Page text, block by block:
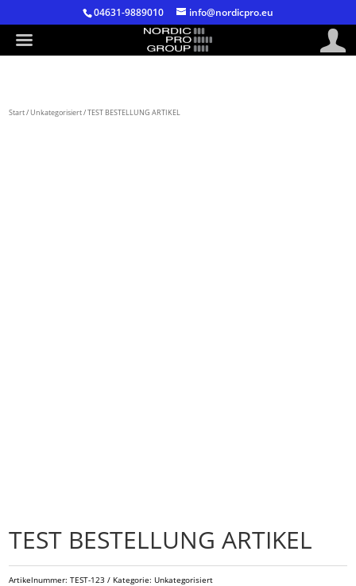
04631-9889010 info@nordicpro.eu
Start/Unkategorisiert/ TEST BESTELLUNG ARTIKEL
TEST BESTELLUNG ARTIKEL
Artikelnummer:TEST-123 Kategorie:Unkategorisiert